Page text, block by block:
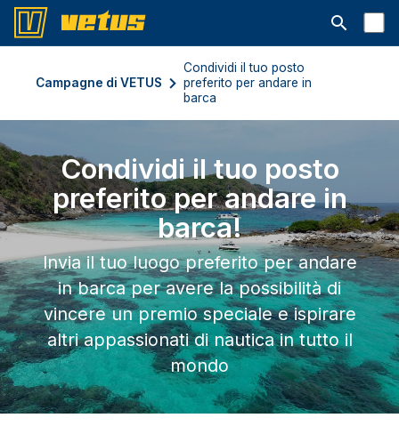
Aprire la
Campagne di VETUS
Condividi il tuo posto
preferito per andare in
barca
Condividi il tuo posto
preferito per andare in
barca!
Invia il tuo luogo preferito per andare
in barca per avere la possibilità di
vincere un premio speciale e ispirare
altri appassionati di nautica in tutto il
mondo